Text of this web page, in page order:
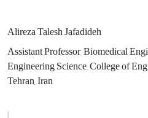
Alireza Talesh Jafadideh
Assistant Professor, Biomedical
Engineering Science, College of
Tehran, Iran